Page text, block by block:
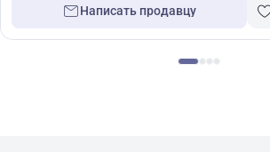
Написать продавцу